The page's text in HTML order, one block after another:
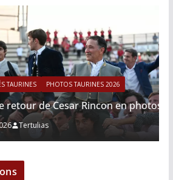
PHOTOS TAURINES 2026
Cesar Rincon en photos